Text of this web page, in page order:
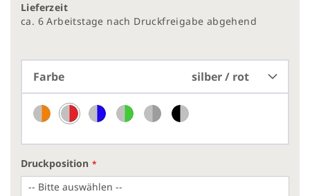
Lieferzeit
ca. 6 Arbeitstage nach Druckfreigabe abgehend
Farbe silber / rot
Druckposition